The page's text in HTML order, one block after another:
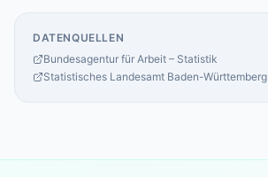
DATENQUELLEN
Bundesagentur für Arbeit – Statistik
Statistisches Landesamt Baden-Württemberg